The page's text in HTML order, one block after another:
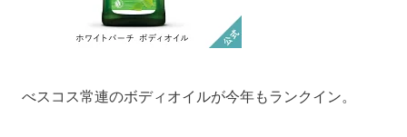
べスコス常連のボディオイルが今年もランクイン。